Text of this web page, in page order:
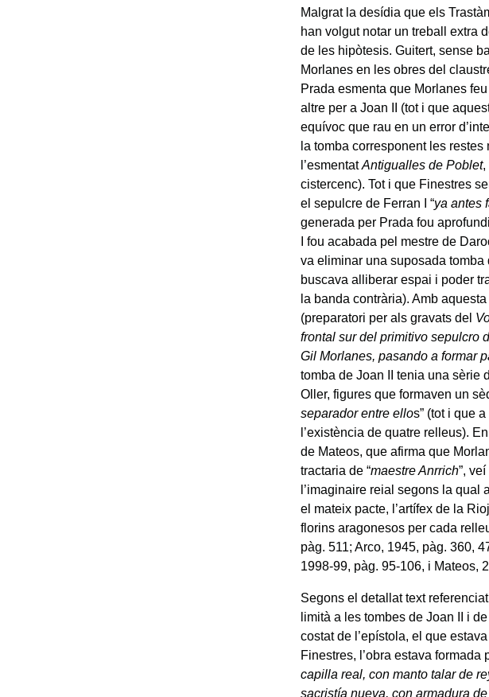
Malgrat la desídia que els
han volgut notar un treball extra
de les hipòtesis. Guitert, sense
Morlanes en les obres del
Prada esmenta que Morlanes
altre per a Joan II (tot i que
equívoc que rau en un error
la tomba corresponent les
l’esmentatAntigualles de Poblet,
cistercenc). Tot i que Finestres
el sepulcre de Ferran I “ya antes
generada per Prada fou
I fou acabada pel mestre de
va eliminar una suposada tomba
buscava alliberar espai i poder
la banda contrària). Amb
(preparatori per als gravats del
frontal sur del primitivo sepulcro
Gil Morlanes, pasando a formar
tomba de Joan II tenia una sèrie
Oller, figures que formaven un
separador entre ellos” (tot i que
l’existència de quatre relleus).
de Mateos, que afirma que
tractaria de “maestre Anrrich”,
l’imaginaire reial segons la
el mateix pacte, l’artífex de la
florins aragonesos per cada
pàg. 511; Arco, 1945, pàg. 360,
1998-99, pàg. 95-106, i Mateos,
Segons el detallat text
limità a les tombes de Joan II i
costat de l’epístola, el que
Finestres, l’obra estava formada
capilla real, con manto talar de
sacristía nueva, con armadura